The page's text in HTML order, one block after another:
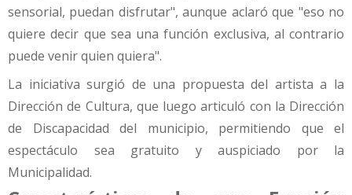
sensorial, puedan disfrutar", aunque aclaró que "eso no
quiere decir que sea una función exclusiva, al contrario
puede venir quien quiera".
La iniciativa surgió de una propuesta del artista a la
Dirección de Cultura, que luego articuló con la Dirección
de Discapacidad del municipio, permitiendo que el
espectáculo sea gratuito y auspiciado por la
Municipalidad.